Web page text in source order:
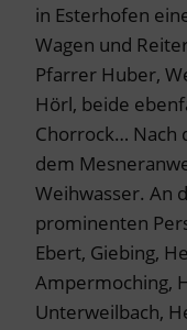
in Esterhofen
Wagen und
Pfarrer Huber,
Hörl, beide
Chorrock… Nach
dem
Weihwasser. An
prominenten
Ebert, Giebing,
Ampermoching,
Unterweilbach,